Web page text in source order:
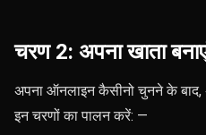
चरण 2: अपना खाता
अपना ऑनलाइन कैसीनो चुनने के बाद,
इन चरणों का पालन करें: —